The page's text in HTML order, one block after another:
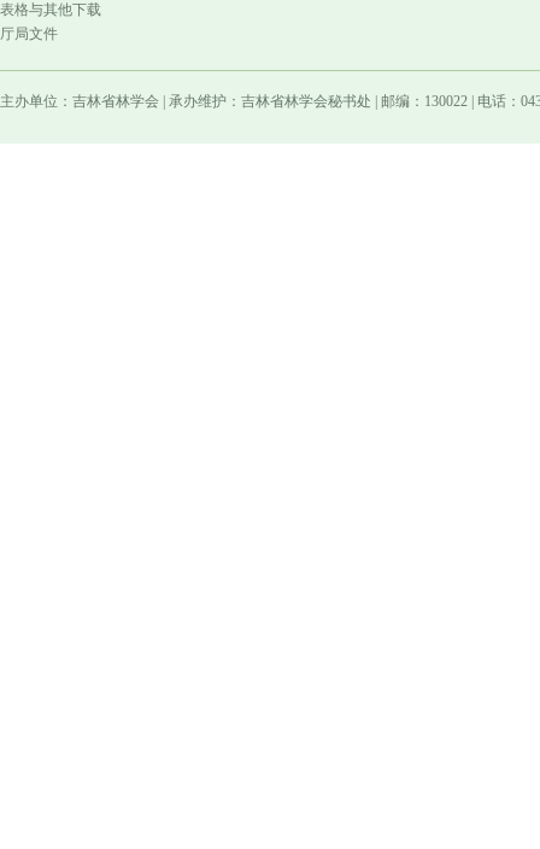
表格与其他下载
厅局文件
主办单位：吉林省林学会 | 承办维护：吉林省林学会秘书处 | 邮编：130022 | 电话：